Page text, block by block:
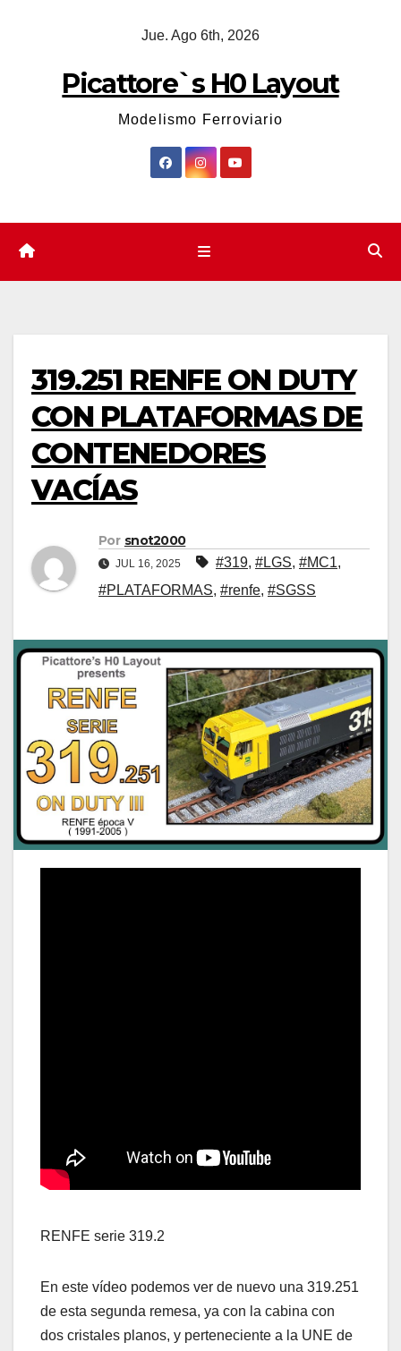
Jue. Ago 6th, 2026
Picattore`s H0 Layout
Modelismo Ferroviario
319.251 RENFE ON DUTY
CON PLATAFORMAS DE
CONTENEDORES
VACÍAS
Por snot2000
JUL 16, 2025 #319, #LGS, #MC1,
#PLATAFORMAS, #renfe, #SGSS
RENFE serie 319.2
En este vídeo podemos ver de nuevo una 319.251
de esta segunda remesa, ya con la cabina con
dos cristales planos, y perteneciente a la UNE de